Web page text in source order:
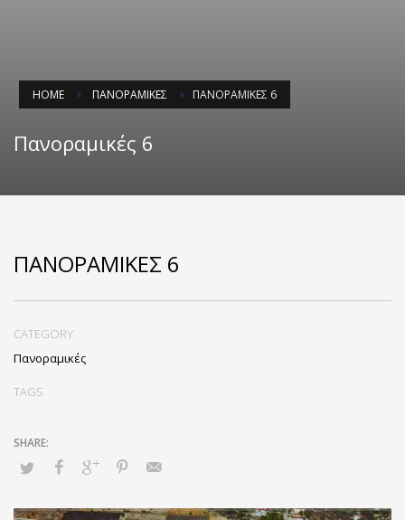
HOME ΠΑΝΟΡΑΜΙΚΈΣ ΠΑΝΟΡΑΜΙΚΈΣ 6
Πανοραμικές 6
ΠΑΝΟΡΑΜΙΚΈΣ 6
CATEGORY
Πανοραμικές
TAGS